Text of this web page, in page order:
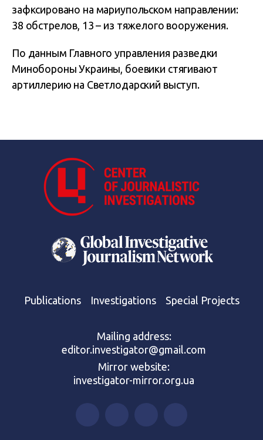
зафксировано на мариупольском направлении:
38 обстрелов, 13 – из тяжелого вооружения.
По данным Главного управления разведки
Минобороны Украины, боевики стягивают
артиллерию на Светлодарский выступ.
Publications Investigations Special Projects
Mailing address:
editor.investigator@gmail.com
Mirror website:
investigator-mirror.org.ua